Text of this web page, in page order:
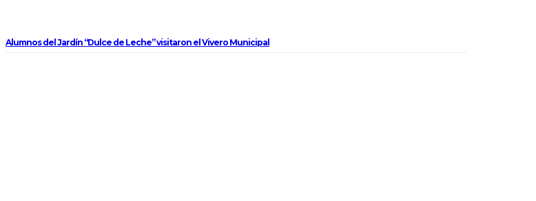
Alumnos del Jardín “Dulce de Leche” visitaron el Vivero Municipal